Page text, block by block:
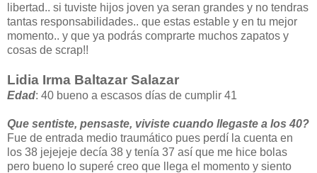
libertad.. si tuviste hijos joven ya seran grandes y no tendras
tantas responsabilidades.. que estas estable y en tu mejor
momento.. y que ya podrás comprarte muchos zapatos y
cosas de scrap!!
Lidia Irma Baltazar Salazar
Edad: 40 bueno a escasos días de cumplir 41
Que sentiste, pensaste, viviste cuando llegaste a los 40?
Fue de entrada medio traumático pues perdí la cuenta en
los 38 jejejeje decía 38 y tenía 37 así que me hice bolas
pero bueno lo superé creo que llega el momento y siento